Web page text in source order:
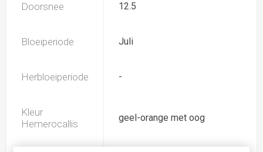
Doorsnee 12.5
Bloeiperiode Juli
Herbloeiperiode -
Kleur
Hemerocallis
geel-orange met oog